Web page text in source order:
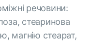
речовини:
стеаринова
магнiю стеарат,